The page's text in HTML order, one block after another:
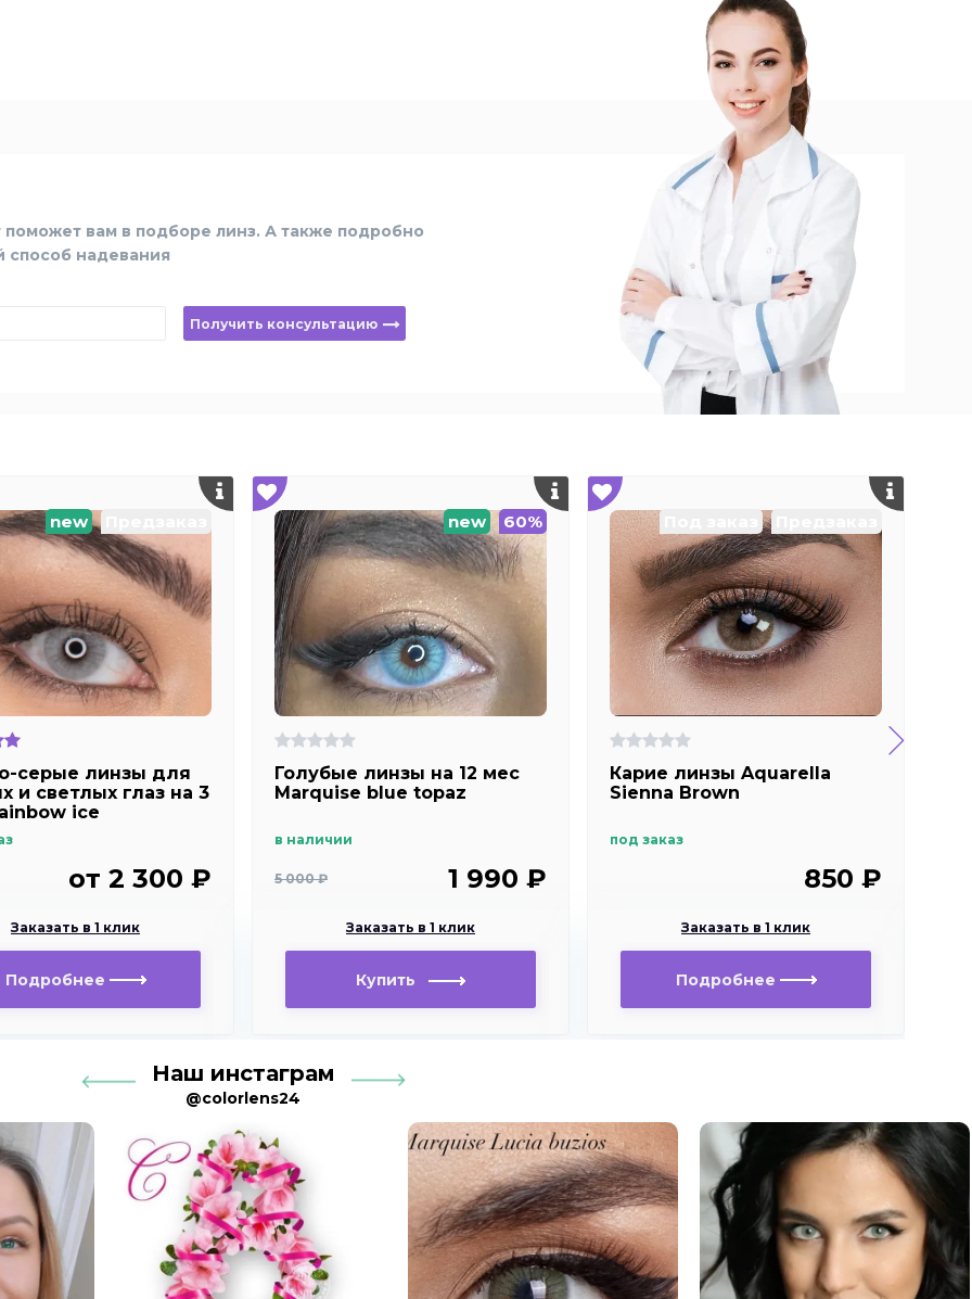
вам в подборе линз. А также подробно
способ надевания
Получить консультацию
new
серые линзы для
и светлых глаз на 3
ice
от 2 300 ₽
Заказать в 1 клик
Подробнее
new 60%
Голубые линзы на 12 мес
Marquise blue topaz
в наличии
5 000 ₽ 1 990 ₽
Заказать в 1 клик
Карие линзы Aquarella
Sienna Brown
под заказ
850 ₽
Заказать в 1 клик
Подробнее
Наш инстаграм
@colorlens24